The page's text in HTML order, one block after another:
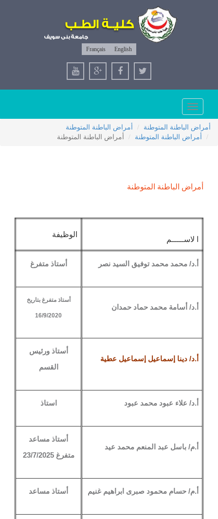
English
Français
Toggle
navigation
أمراض الباطنة المتوطنة
أمراض الباطنة المتوطنة
أمراض الباطنة المتوطنة
أمراض الباطنة المتوطنة
أمراض الباطنة المتوطنة
ا لاســـــم
الوظيفة
أ.د/ محمد محمد توفيق السيد نصر أستاذ متفرغ
أ.د/ أسامة محمد حماد حمدان
أستاذ متفرغ بتاريخ
16/9/2020
أ.د/ دينا إسماعيل إسماعيل عطية
أستاذ ورئيس
القسم
أ.د/ علاء عبود محمد عبود استاذ
أ.م/ باسل عبد المنعم محمد عيد
أستاذ مساعد
متفرغ 23/7/2025
أ.م/ حسام محمود صبرى ابراهيم غنيم أستاذ مساعد